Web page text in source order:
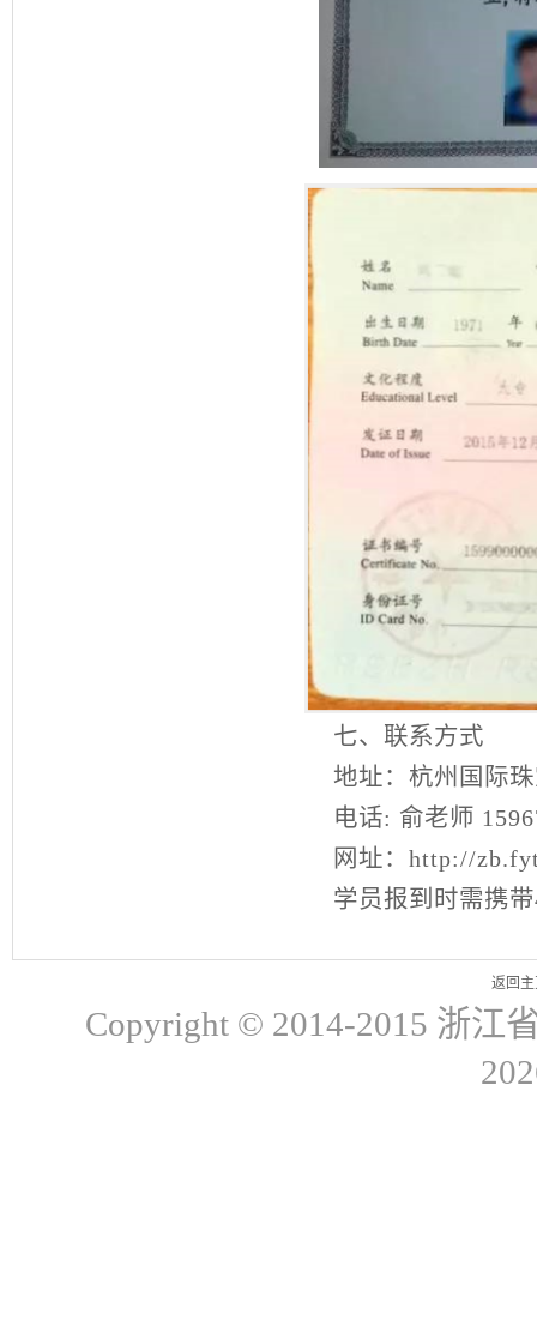
七、联系方式
地址：杭州国际
电话: 俞老师
网址： http://
学员报到时需携带
返回
Copyright © 2014-2015 浙江